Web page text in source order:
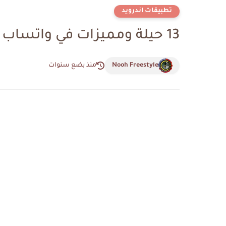
تطبيقات اندرويد
13 حيلة ومميزات في واتساب ويب يجب أن تعرفها
Nooh Freestyle منذ بضع سنوات